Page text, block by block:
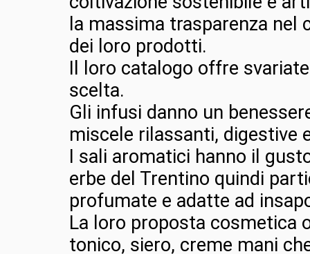
la massima trasparenza nel
dei loro prodotti.
Il loro catalogo offre
scelta.
Gli infusi danno un
miscele rilassanti, digestive
I sali aromatici hanno il
erbe del Trentino quindi
profumate e adatte ad
La loro proposta cosmetica
tonico, siero, creme mani